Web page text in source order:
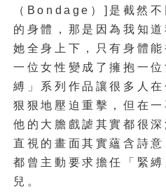
（Bondage）]是截然不
的身體，那是因為我知
她全身上下，只有身體
一位女性變成了擁抱一
縛」系列作品讓很多人
狠狠地壓迫重擊，但在一
他的大膽戲謔其實都很
直視的畫面其實蘊含詩
都曾主動要求擔任「緊
兒。